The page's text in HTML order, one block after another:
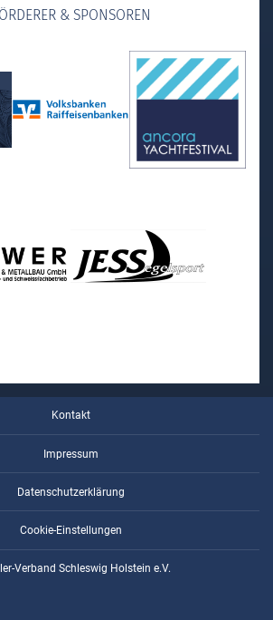
& SPONSOREN
Kontakt
Impressum
Datenschutzerklärung
Cookie-Einstellungen
Verband Schleswig Holstein e.V.